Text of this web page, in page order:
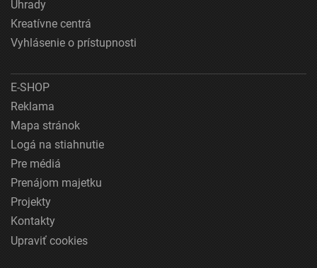
Úhrady
Kreatívne centrá
Vyhlásenie o prístupnosti
E-SHOP
Reklama
Mapa stránok
Logá na stiahnutie
Pre médiá
Prenájom majetku
Projekty
Kontakty
Upraviť cookies